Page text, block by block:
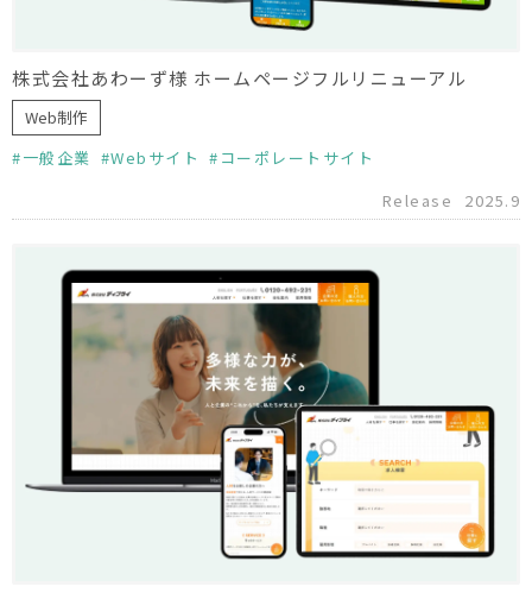
株式会社あわーず様 ホームページフルリニューアル
Web制作
一般企業
Webサイト
コーポレートサイト
Release
2025.9